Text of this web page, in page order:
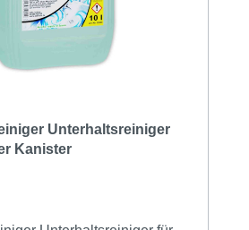
Unterhaltsreiniger
Kanister